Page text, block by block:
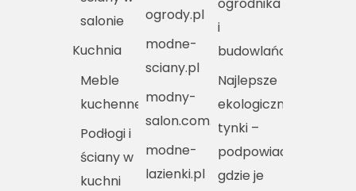
salonie
Kuchnia
Meble
kuchenne
Podłogi i
ściany w
kuchni
ogrody.pl
modne-
sciany.pl
modny-
salon.com.pl
modne-
lazienki.pl
i
budowlańca
Najlepsze
ekologiczne
tynki –
podpowiadamy,
gdzie je